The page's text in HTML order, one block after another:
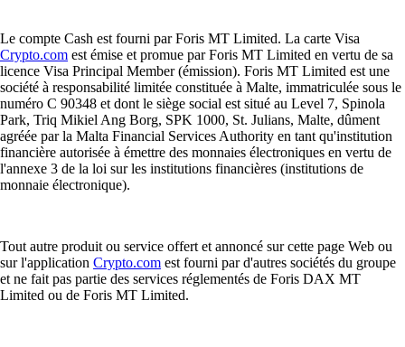
Le compte Cash est fourni par Foris MT Limited. La carte Visa
Crypto.com est émise et promue par Foris MT Limited en vertu de sa
licence Visa Principal Member (émission). Foris MT Limited est une
société à responsabilité limitée constituée à Malte, immatriculée sous le
numéro C 90348 et dont le siège social est situé au Level 7, Spinola
Park, Triq Mikiel Ang Borg, SPK 1000, St. Julians, Malte, dûment
agréée par la Malta Financial Services Authority en tant qu'institution
financière autorisée à émettre des monnaies électroniques en vertu de
l'annexe 3 de la loi sur les institutions financières (institutions de
monnaie électronique).
Tout autre produit ou service offert et annoncé sur cette page Web ou
sur l'application Crypto.com est fourni par d'autres sociétés du groupe
et ne fait pas partie des services réglementés de Foris DAX MT
Limited ou de Foris MT Limited.